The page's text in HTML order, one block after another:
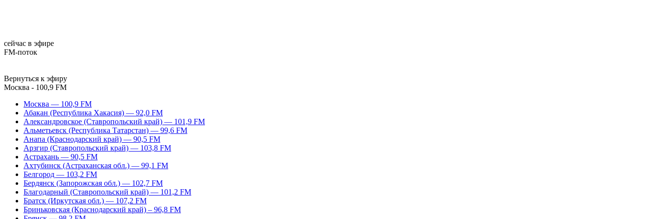
сейчас в эфире
FM-поток
Вернуться к эфиру
Москва - 100,9 FM
Москва — 100,9 FM
Абакан (Республика Хакасия) — 92,0 FM
Александровское (Ставропольский край) — 101,9 FM
Альметьевск (Республика Татарстан) — 99,6 FM
Анапа (Краснодарский край) — 90,5 FM
Арзгир (Ставропольский край) — 103,8 FM
Астрахань — 90,5 FM
Ахтубинск (Астраханская обл.) — 99,1 FM
Белгород — 103,2 FM
Бердянск (Запорожская обл.) — 102,7 FM
Благодарный (Ставропольский край) — 101,2 FM
Братск (Иркутская обл.) — 107,2 FM
Бриньковская (Краснодарский край) – 96,8 FM